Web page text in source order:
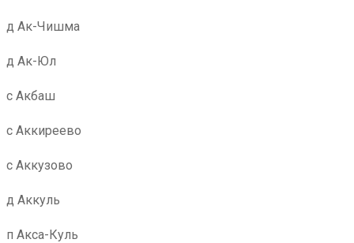
д Ак-Чишма
д Ак-Юл
с Акбаш
с Аккиреево
с Аккузово
д Аккуль
п Акса-Куль